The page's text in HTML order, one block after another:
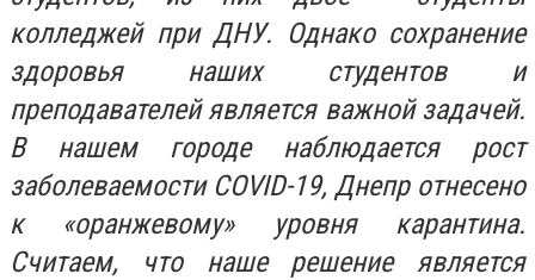
колледжей при ДНУ. Однако сохранение
здоровья наших студентов и
преподавателей является важной задачей.
В нашем городе наблюдается рост
заболеваемости COVID-19, Днепр отнесено
к «оранжевому» уровня карантина.
Считаем, что наше решение является